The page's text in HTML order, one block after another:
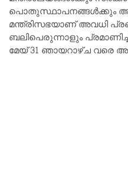
പൊതുസ്ഥാപനങ്ങൾക്കും
മന്ത്രിസഭയാണ് അവധി
ബലിപെരുന്നാളും
മേയ് 31 ഞായറാഴ്ച വരെ